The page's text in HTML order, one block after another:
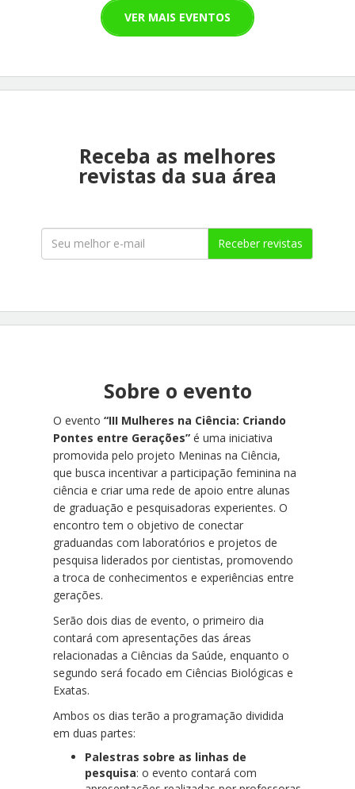
VER MAIS EVENTOS
Receba as melhores
revistas da sua área
Receber revistas
Sobre o evento
O evento “III Mulheres na Ciência: Criando
Pontes entre Gerações” é uma iniciativa
promovida pelo projeto Meninas na Ciência,
que busca incentivar a participação feminina na
ciência e criar uma rede de apoio entre alunas
de graduação e pesquisadoras experientes. O
encontro tem o objetivo de conectar
graduandas com laboratórios e projetos de
pesquisa liderados por cientistas, promovendo
a troca de conhecimentos e experiências entre
gerações.
Serão dois dias de evento, o primeiro dia
contará com apresentações das áreas
relacionadas a Ciências da Saúde, enquanto o
segundo será focado em Ciências Biológicas e
Exatas.
Ambos os dias terão a programação dividida
em duas partes:
Palestras sobre as linhas de
pesquisa: o evento contará com